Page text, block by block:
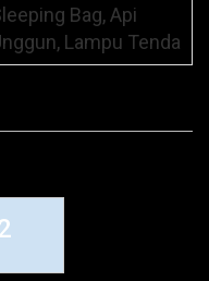
Bag, Api
Lampu Tenda